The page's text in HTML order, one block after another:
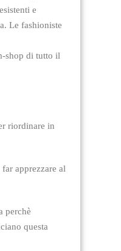
e
Le fashioniste
shop di tutto il
riordinare in
apprezzare al
perchè
questa